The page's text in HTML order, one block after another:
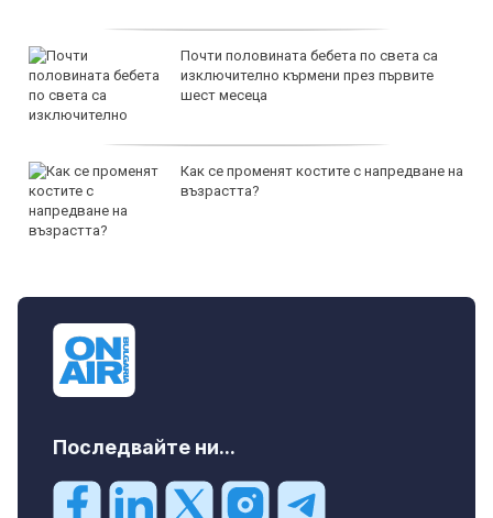
Почти половината бебета по света са
изключително кърмени през първите
шест месеца
Как се променят костите с напредване на
възрастта?
Последвайте ни...